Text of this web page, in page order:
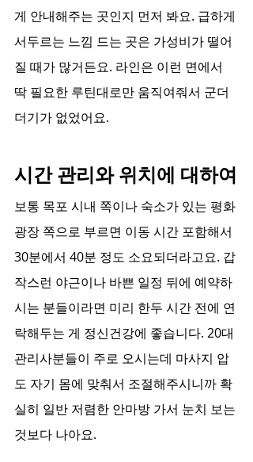
게 안내해주는 곳인지 먼저 봐요. 급하게
서두르는 느낌 드는 곳은 가성비가 떨어
질 때가 많거든요. 라인은 이런 면에서
딱 필요한 루틴대로만 움직여줘서 군더
더기가 없었어요.
시간 관리와 위치에 대하여
보통 목포 시내 쪽이나 숙소가 있는 평화
광장 쪽으로 부르면 이동 시간 포함해서
30분에서 40분 정도 소요되더라고요. 갑
작스런 야근이나 바쁜 일정 뒤에 예약하
시는 분들이라면 미리 한두 시간 전에 연
락해두는 게 정신건강에 좋습니다. 20대
관리사분들이 주로 오시는데 마사지 압
도 자기 몸에 맞춰서 조절해주시니까 확
실히 일반 저렴한 안마방 가서 눈치 보는
것보다 나아요.